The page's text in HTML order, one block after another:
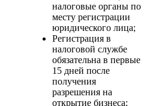
налоговые органы по
месту регистрации
юридического лица;
Регистрация в
налоговой службе
обязательна в первые
15 дней после
получения
разрешения на
открытие бизнеса;